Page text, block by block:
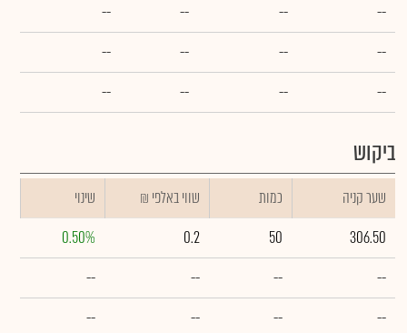
--
--
--
--
--
--
--
--
--
--
--
--
ביקוש
שער קניה כמות ₪ שווי באלפי
שינוי
306.50
50
0.2
0.50%
--
--
--
--
--
--
--
--